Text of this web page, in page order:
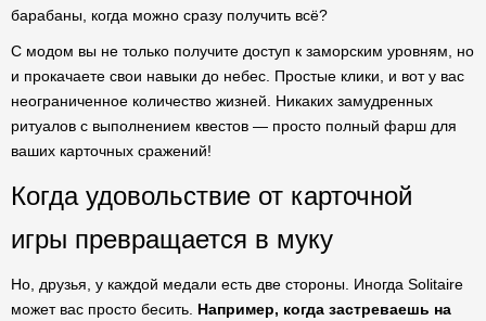
барабаны, когда можно сразу получить всё?
С модом вы не только получите доступ к заморским уровням, но
и прокачаете свои навыки до небес. Простые клики, и вот у вас
неограниченное количество жизней. Никаких замудренных
ритуалов с выполнением квестов — просто полный фарш для
ваших карточных сражений!
Когда удовольствие от карточной
игры превращается в муку
Но, друзья, у каждой медали есть две стороны. Иногда Solitaire
может вас просто бесить. Например, когда застреваешь на